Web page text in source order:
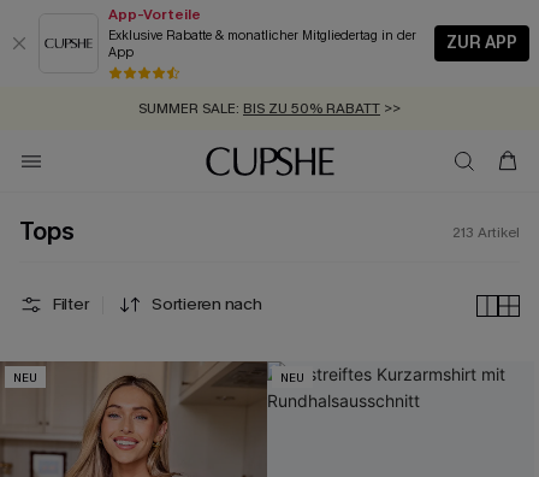
App-Vorteile
Exklusive Rabatte & monatlicher Mitgliedertag in der
App
ZUR APP
GRATIS MASSBAND MIT JEDEM SCHNELLVERSAND-ARTIKEL >>
SUMMER SALE:
ZUM NEWSLETTER:BIS ZU -20% EXTRA ERHALTEN
KOSTENLOSER VERSAND AB 89 €
Tops 213 Artikel
Filter Sortieren nach
NEU NEU